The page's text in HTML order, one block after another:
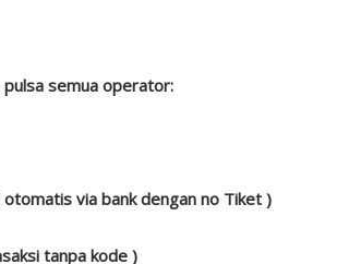
semua operator:
otomatis via bank dengan no Tiket )
tanpa kode )